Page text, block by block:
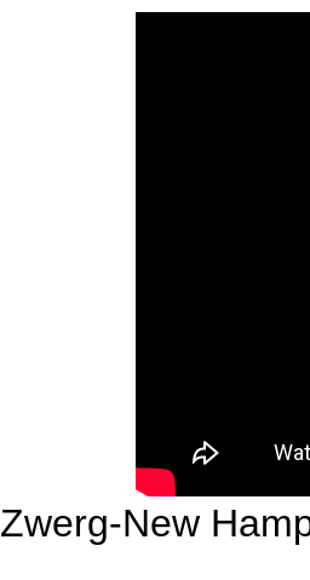
Zwerg-New